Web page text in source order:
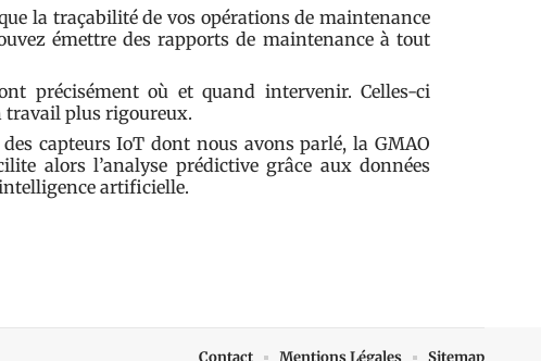
la traçabilité de vos opérations de maintenance
émettre des rapports de maintenance à tout
précisément où et quand intervenir. Celles-ci
travail plus rigoureux.
capteurs IoT dont nous avons parlé, la GMAO
alors l’analyse prédictive grâce aux données
artificielle.
Contact Mentions Légales Sitemap